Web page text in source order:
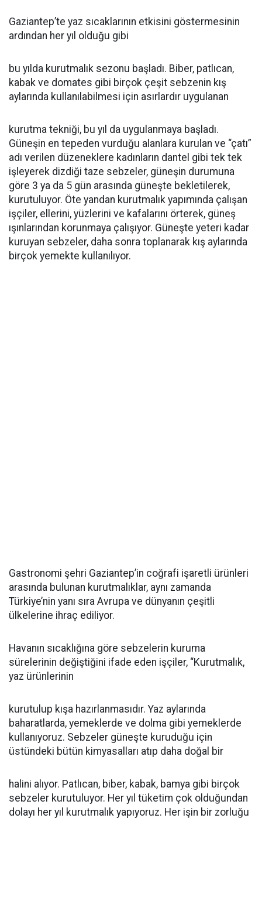
Gaziantep’te yaz sıcaklarının etkisini göstermesinin
ardından her yıl olduğu gibi
bu yılda kurutmalık sezonu başladı. Biber, patlıcan,
kabak ve domates gibi birçok çeşit sebzenin kış
aylarında kullanılabilmesi için asırlardır uygulanan
kurutma tekniği, bu yıl da uygulanmaya başladı.
Güneşin en tepeden vurduğu alanlara kurulan ve “çatı”
adı verilen düzeneklere kadınların dantel gibi tek tek
işleyerek dizdiği taze sebzeler, güneşin durumuna
göre 3 ya da 5 gün arasında güneşte bekletilerek,
kurutuluyor. Öte yandan kurutmalık yapımında çalışan
işçiler, ellerini, yüzlerini ve kafalarını örterek, güneş
ışınlarından korunmaya çalışıyor. Güneşte yeteri kadar
kuruyan sebzeler, daha sonra toplanarak kış aylarında
birçok yemekte kullanılıyor.
Gastronomi şehri Gaziantep’in coğrafi işaretli ürünleri
arasında bulunan kurutmalıklar, aynı zamanda
Türkiye’nin yanı sıra Avrupa ve dünyanın çeşitli
ülkelerine ihraç ediliyor.
Havanın sıcaklığına göre sebzelerin kuruma
sürelerinin değiştiğini ifade eden işçiler, “Kurutmalık,
yaz ürünlerinin
kurutulup kışa hazırlanmasıdır. Yaz aylarında
baharatlarda, yemeklerde ve dolma gibi yemeklerde
kullanıyoruz. Sebzeler güneşte kuruduğu için
üstündeki bütün kimyasalları atıp daha doğal bir
halini alıyor. Patlıcan, biber, kabak, bamya gibi birçok
sebzeler kurutuluyor. Her yıl tüketim çok olduğundan
dolayı her yıl kurutmalık yapıyoruz. Her işin bir zorluğu